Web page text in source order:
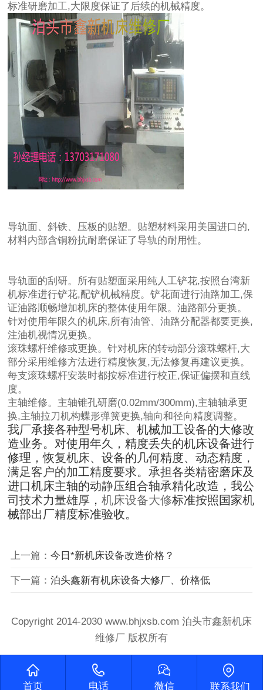
标准研磨加工,大限度保证了后续的机械精度。
导轨面、斜铁、压板的贴塑。贴塑材料采用美国进口的,
材料内部含铜粉抗耐磨保证了导轨的耐用性。
导轨面的刮研。所有贴塑面采用纯人工铲花,按照台湾新
机标准进行铲花,配铲机械精度。铲花面进行油路加工,保
证油路顺畅增加机床的整体使用年限。油路部分更换。
针对使用年限久的机床,所有油管、油路分配器都要更换,
注油机视情况更换。
滚珠螺杆维修或更换。针对机床的转动部分滚珠螺杆,大
部分采用维修方法进行精度恢复,无法修复再建议更换。
每支滚珠螺杆安装时都按标准进行校正,保证偏摆和直线
度。
主轴维修。主轴锥孔研磨(0.02mm/300mm),主轴轴承更
换,主轴拉刀机构蝶形弹簧更换,轴向和径向精度调整。
我厂承接各种型号机床、机械加工设备的大修改
造业务。对使用年久，精度丢失的机床设备进行
修理，恢复机床、设备的几何精度、动态精度，
满足客户的加工精度要求。承担各类精密磨床及
进口机床主轴的动静压组合轴承精化改造，我公
司技术力量雄厚，机床设备大修标准按照国家机
械部出厂精度标准验收。
上一篇： 今日*新机床设备改造价格？
下一篇： 泊头鑫新有机床设备大修厂、价格低
Copyright 2014-2030 www.bhjxsb.com 泊头市鑫新机床
维修厂 版权所有
首页 电话 微信 联系我们